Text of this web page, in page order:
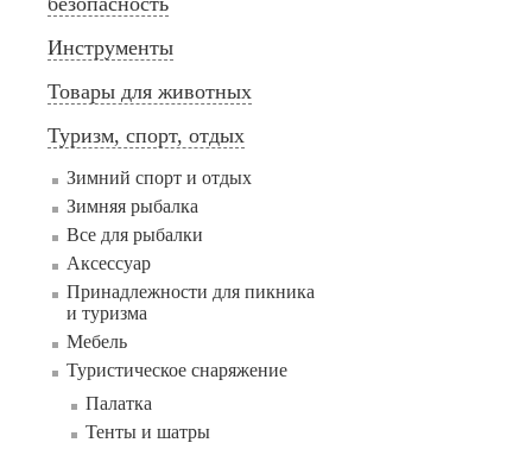
Инструменты
Товары для животных
Туризм, спорт, отдых
Зимний спорт и отдых
Зимняя рыбалка
Все для рыбалки
Аксессуар
Принадлежности для пикника
и туризма
Мебель
Туристическое снаряжение
Палатка
Тенты и шатры